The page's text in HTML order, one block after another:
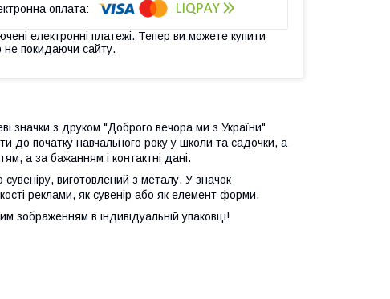
електронні платежі. Тепер ви можете купити
не покидаючи сайту.
значки з друком "Доброго вечора ми з України"
до початку навчального року у школи та садочки, а
а за бажанням і контактні дані.
виготовлений з металу. У значок
реклами, як сувенір або як елемент форми.
зображенням в індивідуальній упаковці!